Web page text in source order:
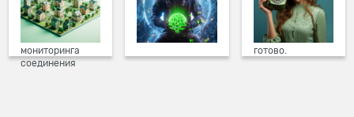
обновляем наше
оборудование в
домах, а система
мониторинга
соединения
сайте, выберите
дату и время
подключения,
готово.